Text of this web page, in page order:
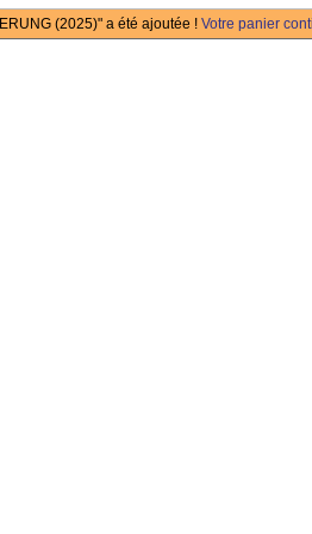
(2025)" a été ajoutée ! Votre panier